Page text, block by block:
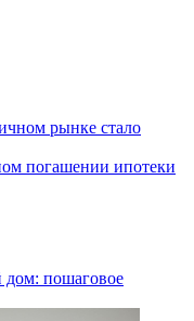
рынке стало
погашении ипотеки
дом: пошаговое